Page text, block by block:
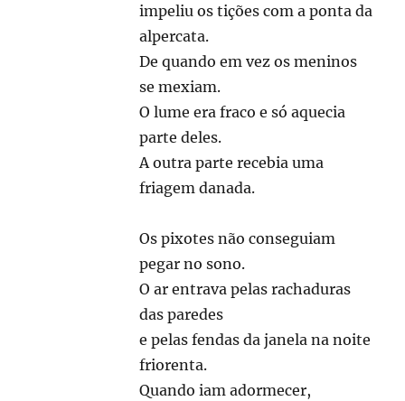
impeliu os tições com a ponta da
alpercata.
De quando em vez os meninos
se mexiam.
O lume era fraco e só aquecia
parte deles.
A outra parte recebia uma
friagem danada.
Os pixotes não conseguiam
pegar no sono.
O ar entrava pelas rachaduras
das paredes
e pelas fendas da janela na noite
friorenta.
Quando iam adormecer,